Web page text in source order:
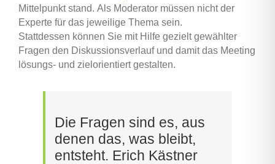
Mittelpunkt stand. Als Moderator müssen nicht der
Experte für das jeweilige Thema sein.
Stattdessen können Sie mit Hilfe gezielt gewählter
Fragen den Diskussionsverlauf und damit das Meeting
lösungs- und zielorientiert gestalten.
Die Fragen sind es, aus
denen das, was bleibt,
entsteht. Erich Kästner